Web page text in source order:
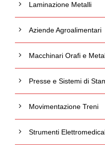
Laminazione Metalli
Aziende Agroalimentari
Macchinari Orafi e
Presse e Sistemi di
Movimentazione Treni
Strumenti